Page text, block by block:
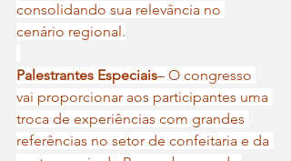
consolidando sua relevância no
cenário regional.
Palestrantes Especiais– O congresso
vai proporcionar aos participantes uma
troca de experiências com grandes
referências no setor de confeitaria e da